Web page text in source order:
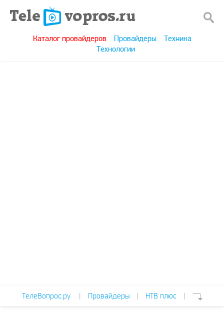
Каталог провайдеров Провайдеры
Техника
Технологии
ТелеВопрос.ру | Провайдеры | НТВ плюс |